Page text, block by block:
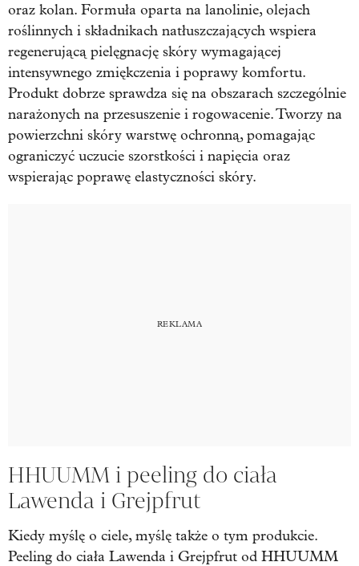
oraz kolan. Formuła oparta na lanolinie, olejach
roślinnych i składnikach natłuszczających wspiera
regenerującą pielęgnację skóry wymagającej
intensywnego zmiękczenia i poprawy komfortu.
Produkt dobrze sprawdza się na obszarach szczególnie
narażonych na przesuszenie i rogowacenie. Tworzy na
powierzchni skóry warstwę ochronną, pomagając
ograniczyć uczucie szorstkości i napięcia oraz
wspierając poprawę elastyczności skóry.
HHUUMM i peeling do ciała
Lawenda i Grejpfrut
Kiedy myślę o ciele, myślę także o tym produkcie.
Peeling do ciała Lawenda i Grejpfrut od HHUUMM